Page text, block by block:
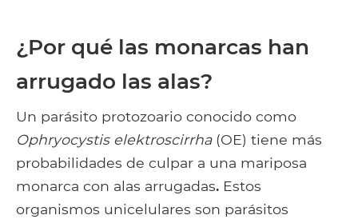
¿Por qué las monarcas han
arrugado las alas?
Un parásito protozoario conocido como
Ophryocystis elektroscirrha (OE) tiene más
probabilidades de culpar a una mariposa
monarca con alas arrugadas. Estos
organismos unicelulares son parásitos